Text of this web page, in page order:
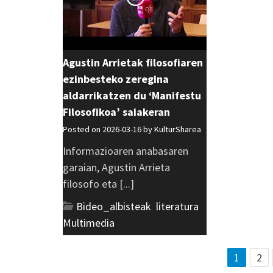
Agustin Arrietak filosofiaren
ezinbesteko zeregina
aldarrikatzen du ‘Manifestu
Filosofikoa’ saiakeran
Posted on 2026-03-16 byKulturSharea
Informazioaren anabasaren
garaian, Agustin Arrieta
filosofo eta [...]
Bideo_albisteak literatura
Multimedia
1 2